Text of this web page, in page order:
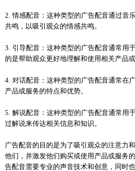
2. 情感配音：这种类型的广告配音通过音
共鸣，以吸引观众的情感共鸣。
3. 引导配音：这种类型的广告配音通常用
的是帮助观众更好地理解和使用相关产品或
4. 对话配音：这种类型的广告配音通常在
产品或服务的特点和优势。
5. 解说配音：这种类型的广告配音通常用
过解说来传达相关信息和知识。
广告配音的目的是为了吸引观众的注意力
他们，并激发他们购买或使用产品或服务
告配音需要专业的声音技术和创意，同时